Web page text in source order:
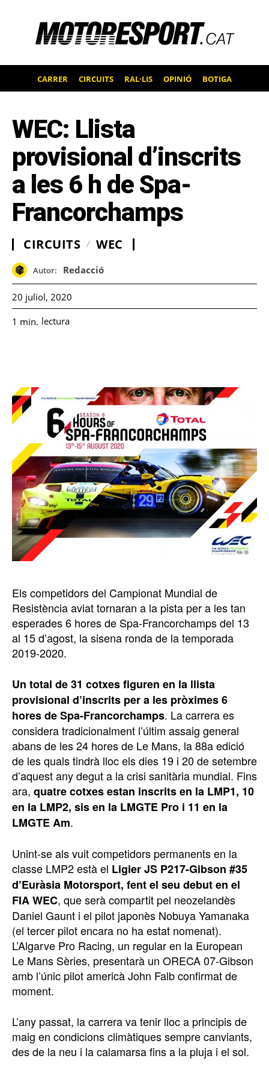
CARRER CIRCUITS RAL·LIS OPINIÓ BOTIGA
WEC: Llista
provisional d’inscrits
a les 6 h de Spa-
Francorchamps
CIRCUITS WEC
Autor: Redacció
20 juliol, 2020
1 min. lectura
Els competidors del Campionat Mundial de
Resistència aviat tornaran a la pista per a les tan
esperades 6 hores de Spa-Francorchamps del 13
al 15 d’agost, la sisena ronda de la temporada
2019-2020.
Un total de 31 cotxes figuren en la llista
provisional d’inscrits per a les pròximes 6
hores de Spa-Francorchamps. La carrera es
considera tradicionalment l’últim assaig general
abans de les 24 hores de Le Mans, la 88a edició
de les quals tindrà lloc els dies 19 i 20 de setembre
d’aquest any degut a la crisi sanitària mundial. Fins
ara, quatre cotxes estan inscrits en la LMP1, 10
en la LMP2, sis en la LMGTE Pro i 11 en la
LMGTE Am.
Unint-se als vuit competidors permanents en la
classe LMP2 està el Ligier JS P217-Gibson #35
d’Euràsia Motorsport, fent el seu debut en el
FIA WEC, que serà compartit pel neozelandès
Daniel Gaunt i el pilot japonès Nobuya Yamanaka
(el tercer pilot encara no ha estat nomenat).
L’Algarve Pro Racing, un regular en la European
Le Mans Sèries, presentarà un ORECA 07-Gibson
amb l’únic pilot americà John Falb confirmat de
moment.
L’any passat, la carrera va tenir lloc a principis de
maig en condicions climàtiques sempre canviants,
des de la neu i la calamarsa fins a la pluja i el sol.